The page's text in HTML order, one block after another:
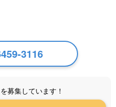
3116
募集しています！